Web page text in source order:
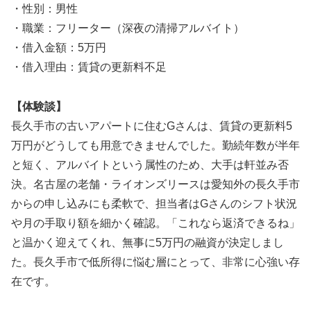
・性別：男性
・職業：フリーター（深夜の清掃アルバイト）
・借入金額：5万円
・借入理由：賃貸の更新料不足
【体験談】
長久手市の古いアパートに住むGさんは、賃貸の更新料5
万円がどうしても用意できませんでした。勤続年数が半年
と短く、アルバイトという属性のため、大手は軒並み否
決。名古屋の老舗・ライオンズリースは愛知外の長久手市
からの申し込みにも柔軟で、担当者はGさんのシフト状況
や月の手取り額を細かく確認。「これなら返済できるね」
と温かく迎えてくれ、無事に5万円の融資が決定しまし
た。長久手市で低所得に悩む層にとって、非常に心強い存
在です。